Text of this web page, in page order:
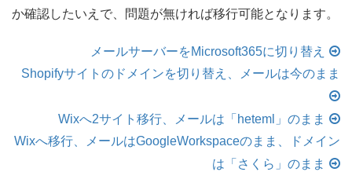
か確認したいえで、問題が無ければ移行可能となります。
メールサーバーをMicrosoft365に切り替え
Shopifyサイトのドメインを切り替え、メールは今のまま
Wixへ2サイト移行、メールは「heteml」のまま
Wixへ移行、メールはGoogleWorkspaceのまま、ドメイン
は「さくら」のまま